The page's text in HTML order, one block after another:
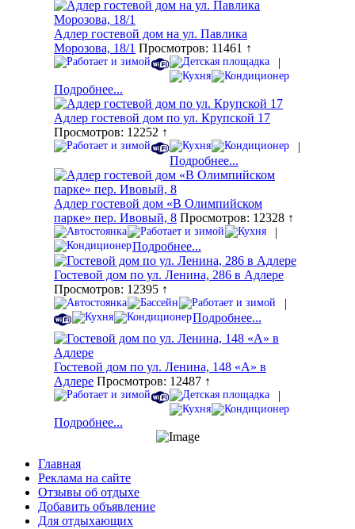
Адлер гостевой дом на ул. Павлика
Морозова, 18/1 Просмотров: 11461 ↑
|
Подробнее...
Адлер гостевой дом по ул. Крупской 17
Просмотров: 12252 ↑
|
Подробнее...
Адлер гостевой дом «В Олимпийском
парке» пер. Ивовый, 8 Просмотров: 12328 ↑
|
Подробнее...
Гостевой дом по ул. Ленина, 286 в Адлере
Просмотров: 12395 ↑
|
Подробнее...
Гостевой дом по ул. Ленина, 148 «А» в
Адлере Просмотров: 12487 ↑
|
Подробнее...
Главная
Реклама на сайте
Отзывы об отдыхе
Добавить объявление
Для отдыхающих